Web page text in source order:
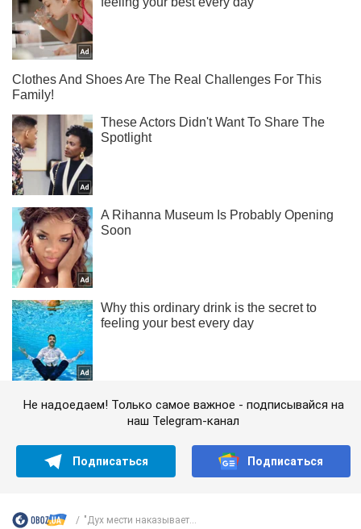
Не надоедаем! Только самое важное - подписывайся на
наш Telegram-канал
Подписаться Подписаться
"Дух мести наказывает...